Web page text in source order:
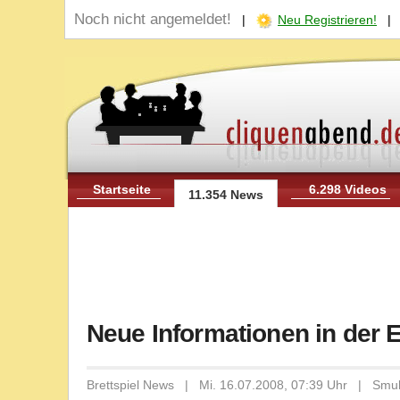
Noch nicht angemeldet! | Neu Registrieren!
Startseite 11.354 News 6.298 Videos
Neue Informationen in der
Brettspiel News | Mi. 16.07.2008, 07:39 Uhr |